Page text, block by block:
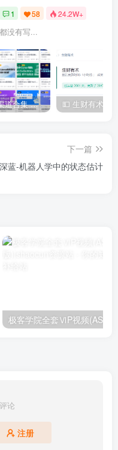
1 58 24.2W+
没有写...
IT类所有渠道合集 持续日更，目前近四千多条资源 年费用户微信私信获取权限
下一篇
深蓝-机器人学中的状态估计
极客学院全套ⅥP视频(AS版)
论
注册